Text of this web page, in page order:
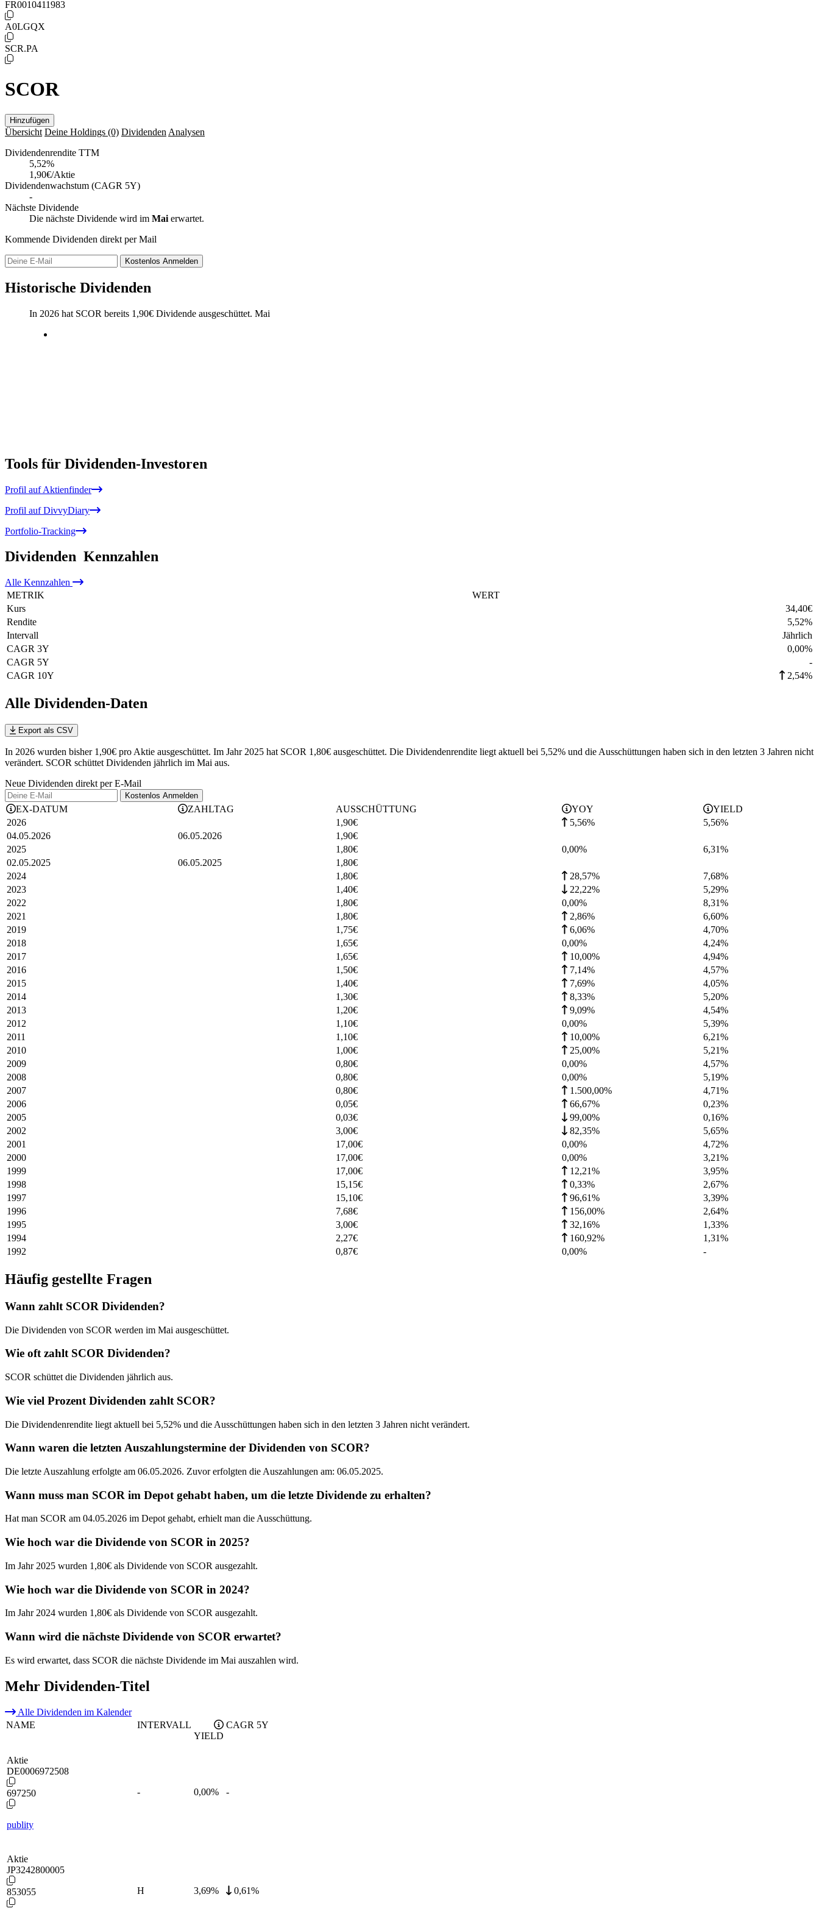
FR0010411983
A0LGQX
SCR.PA
SCOR
Hinzufügen
Übersicht Deine Holdings (0) Dividenden Analysen
Dividendenrendite TTM
5,52%
1,90€/Aktie
Dividendenwachstum (CAGR 5Y)
-
Nächste Dividende
Die nächste Dividende wird im Mai erwartet.
Kommende Dividenden direkt per Mail
Kostenlos Anmelden
Historische Dividenden
In 2026 hat SCOR bereits 1,90€ Dividende ausgeschüttet. Mai
Tools für Dividenden-Investoren
Profil auf Aktienfinder
Profil auf DivvyDiary
Portfolio-Tracking
Dividenden Kennzahlen
Alle Kennzahlen
METRIK
WERT
Kurs
34,40€
Rendite
5,52%
Intervall
Jährlich
CAGR 3Y
0,00%
CAGR 5Y
-
CAGR 10Y
2,54%
Alle Dividenden-Daten
Export als CSV
In 2026 wurden bisher 1,90€ pro Aktie ausgeschüttet. Im Jahr 2025 hat SCOR 1,80€ ausgeschüttet. Die Dividendenrendite liegt aktuell bei 5,52% und die Ausschüttungen haben sich in den letzten 3 Jahren nicht
verändert. SCOR schüttet Dividenden jährlich im Mai aus.
Neue Dividenden direkt per E-Mail
Kostenlos Anmelden
EX-DATUM ZAHLTAG AUSSCHÜTTUNG YOY
YIELD
2026
1,90€ 5,56% 5,56%
04.05.2026
06.05.2026 1,90€
2025
1,80€ 0,00% 6,31%
02.05.2025
06.05.2025 1,80€
2024
1,80€ 28,57% 7,68%
2023
1,40€ 22,22% 5,29%
2022
1,80€ 0,00% 8,31%
2021
1,80€ 2,86% 6,60%
2019
1,75€ 6,06% 4,70%
2018
1,65€ 0,00% 4,24%
2017
1,65€ 10,00% 4,94%
2016
1,50€ 7,14% 4,57%
2015
1,40€ 7,69% 4,05%
2014
1,30€ 8,33% 5,20%
2013
1,20€ 9,09% 4,54%
2012
1,10€ 0,00% 5,39%
2011
1,10€ 10,00% 6,21%
2010
1,00€ 25,00% 5,21%
2009
0,80€ 0,00% 4,57%
2008
0,80€ 0,00% 5,19%
2007
0,80€ 1.500,00% 4,71%
2006
0,05€ 66,67% 0,23%
2005
0,03€ 99,00% 0,16%
2002
3,00€ 82,35% 5,65%
2001
17,00€ 0,00% 4,72%
2000
17,00€ 0,00% 3,21%
1999
17,00€ 12,21% 3,95%
1998
15,15€ 0,33% 2,67%
1997
15,10€ 96,61% 3,39%
1996
7,68€ 156,00% 2,64%
1995
3,00€ 32,16% 1,33%
1994
2,27€ 160,92% 1,31%
1992
0,87€ 0,00% -
Häufig gestellte Fragen
Wann zahlt SCOR Dividenden?
Die Dividenden von SCOR werden im Mai ausgeschüttet.
Wie oft zahlt SCOR Dividenden?
SCOR schüttet die Dividenden jährlich aus.
Wie viel Prozent Dividenden zahlt SCOR?
Die Dividendenrendite liegt aktuell bei 5,52% und die Ausschüttungen haben sich in den letzten 3 Jahren nicht verändert.
Wann waren die letzten Auszahlungstermine der Dividenden von SCOR?
Die letzte Auszahlung erfolgte am 06.05.2026. Zuvor erfolgten die Auszahlungen am: 06.05.2025.
Wann muss man SCOR im Depot gehabt haben, um die letzte Dividende zu erhalten?
Hat man SCOR am 04.05.2026 im Depot gehabt, erhielt man die Ausschüttung.
Wie hoch war die Dividende von SCOR in 2025?
Im Jahr 2025 wurden 1,80€ als Dividende von SCOR ausgezahlt.
Wie hoch war die Dividende von SCOR in 2024?
Im Jahr 2024 wurden 1,80€ als Dividende von SCOR ausgezahlt.
Wann wird die nächste Dividende von SCOR erwartet?
Es wird erwartet, dass SCOR die nächste Dividende im Mai auszahlen wird.
Mehr Dividenden-Titel
Alle Dividenden im Kalender
NAME
INTERVALL
YIELD
CAGR 5Y
Aktie
DE0006972508
697250
publity
- 0,00% -
Aktie
JP3242800005
853055 H 3,69% 0,61%